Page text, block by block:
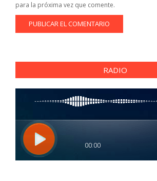
para la próxima vez que comente.
RADIO